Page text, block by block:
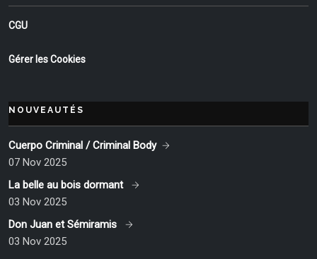
CGU
Gérer les Cookies
NOUVEAUTÉS
Cuerpo Criminal / Criminal Body
07 Nov 2025
La belle au bois dormant
03 Nov 2025
Don Juan et Sémiramis
03 Nov 2025